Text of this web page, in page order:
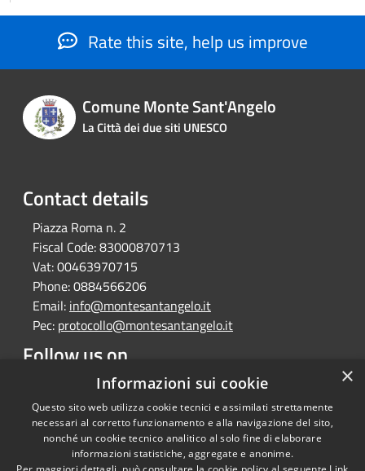
Rate this site, help us improve
Comune Monte Sant'Angelo
La Città dei due siti UNESCO
Contact details
Piazza Roma n. 2
Fiscal Code:83000870713
Vat:00463970715
Phone:0884566206
Email: info@montesantangelo.it
Pec: protocollo@montesantangelo.it
Follow us on
FacebookYoutubeInstagramTelegramWhatsapp
RSS Copyright © 2026 • Comune
×
Informazioni sui cookie
Questo sito web utilizza cookie tecnici e assimilati strettamente
necessari al corretto funzionamento e alla navigazione del sito,
nonché un cookie tecnico analitico al solo fine di elaborare
informazioni statistiche, aggregate e anonime.